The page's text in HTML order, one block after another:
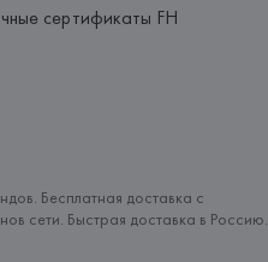
сертификаты FH
Бесплатная доставка с
сети. Быстрая доставка в Россию.